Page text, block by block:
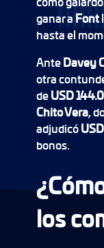
ganar a Font
hasta el
AnteDavey
otra
deUSD
Chito Vera,
adjudicó
bonos.
los